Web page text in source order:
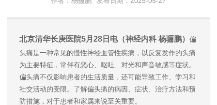
北京清华长庚医院5月28日电（神经内科 杨骊鹏） 偏
头痛是一种常见的慢性神经血管性疾病，以反复发作的头痛
为主要特征，常伴有恶心、呕吐、对光和声音敏感等症状。
偏头痛不仅影响患者的生活质量，还可能导致工作、学习和
社交活动的受限。了解偏头痛的病因、症状、治疗方法和预
防措施，对于患者和家属来说至关重要。